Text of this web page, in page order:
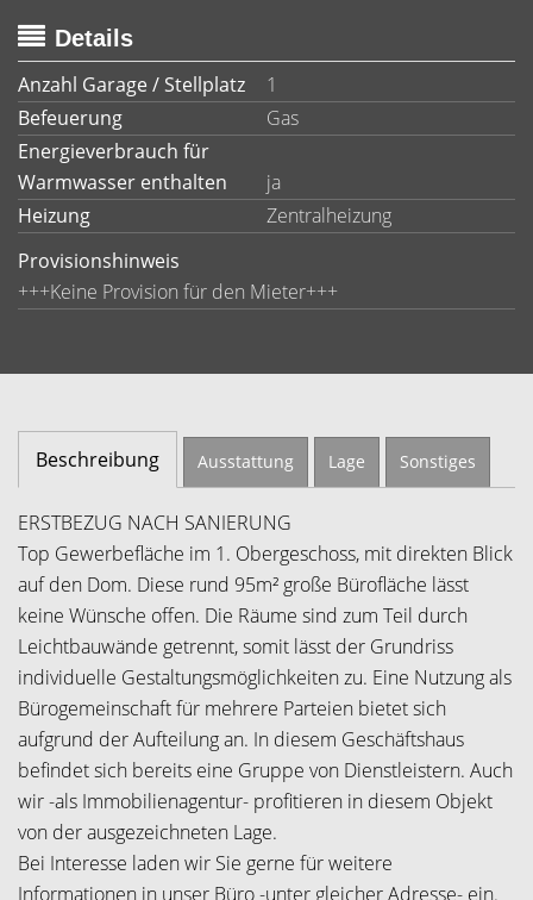
Details
Anzahl Garage / Stellplatz
1
Befeuerung
Gas
Energieverbrauch für
Warmwasser enthalten
ja
Heizung
Zentralheizung
Provisionshinweis
+++Keine Provision für den Mieter+++
Beschreibung Ausstattung Lage Sonstiges
ERSTBEZUG NACH SANIERUNG
Top Gewerbefläche im 1. Obergeschoss, mit direkten Blick
auf den Dom. Diese rund 95m² große Bürofläche lässt
keine Wünsche offen. Die Räume sind zum Teil durch
Leichtbauwände getrennt, somit lässt der Grundriss
individuelle Gestaltungsmöglichkeiten zu. Eine Nutzung als
Bürogemeinschaft für mehrere Parteien bietet sich
aufgrund der Aufteilung an. In diesem Geschäftshaus
befindet sich bereits eine Gruppe von Dienstleistern. Auch
wir -als Immobilienagentur- profitieren in diesem Objekt
von der ausgezeichneten Lage.
Bei Interesse laden wir Sie gerne für weitere
Informationen in unser Büro -unter gleicher Adresse- ein.